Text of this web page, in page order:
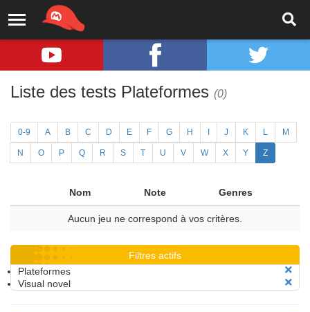
Liste des tests Plateformes (0)
0-9 A B C D E F G H J K L M
N O P Q R S T U V W X Y Z
Nom Note Genres
Aucun jeu ne correspond à vos critères.
Filtres actifs
Plateformes
Visual novel